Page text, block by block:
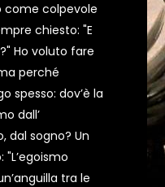
come colpevole
chiesto: "E
Ho voluto fare
perché
spesso: dov’è la
dall’
dal sogno? Un
tra le